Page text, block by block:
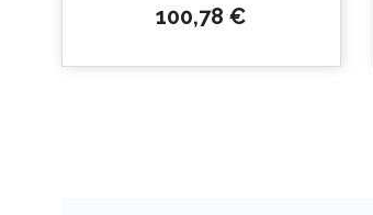
Prix
100,78 €